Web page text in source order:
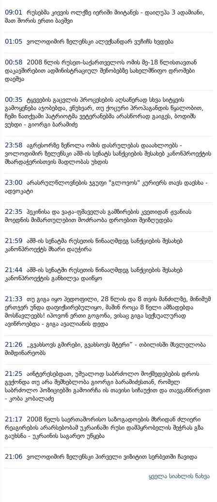
09:01
რუსებმა კიევის ოლქზე იერიში მიიტანეს - დაიღუპა 3 ადამიანი,
მათ შორის ერთი ბავშვი
01:05 ვოლოდიმირ ზელენსკი ალექსანდარ ვუჩიჩს ხვდება
00:58
2008 წლის რუსეთ-საქართველოს ომის მე-18 წლისთავთან
დაკავშირებით ადმინისტრაციულ შენობებზე სახელმწიფო დროშები
დაეშვა
00:35 ტყვეების გაცვლის პროცესების აღსაწერად სხვა სიტყვის
გამოყენება აჯობებდა, ვწუხვარ, თუ ქოცური პროპაგანდის წყალობით,
ჩემი ნათქვამი პატრიოტმა ვეტერანებმა არასწორად გაიგეს, ბოდიშს
ვუხდი - გიორგი ბარამიძე
23:58 აგრესორზე ზეწოლა ომის დასრულებას დააახლოებს -
ვოლოდიმირ ზელენსკი აშშ-ის სენატს სანქციების შესახებ კანონპროექტის
მხარდაჭერისთვის მადლობას უხდის
23:00 არასრულწლოვნების ჯგუფი "გლოვოს" კურიერს თავს დაესხა -
ადვოკატი
22:35 პეკინისა და ვაჟა-ფშაველას გამზირების კვეთიდან ჟვანიას
მოედნის მიმართულებით მოძრაობა დროებით შეიზღუდება
21:59 აშშ-ის სენატმა რუსეთის წინააღმდეგ სანქციების შესახებ
კანონპროექტს მხარი დაუჭირა
21:44 აშშ-ის სენატში რუსეთის წინააღმდეგ სანქციების შესახებ
კანონპროექტის განხილვა დაიწყო
21:33 თუ გიგა იყო პედოფილი, 28 წლის და 8 თვის მანძილზე, მინიმუმ
ერთჯერ უნდა დაფიქსირებულიყო, მაშინ როცა 8 წელი ამზადებდა
მოსწავლეებს! იპოვონ ერთი გოგონა, ვისაც გიგა სექსუალურად
ავიწროებდა - გიგა ავალიანის დედა
21:26
„გვახსოვს გმირები, გვახსოვს მტერი” - თბილისში მსვლელობა
მიმდინარეობს
21:25 აინტერესებდათ, უშუალოდ საბრძოლო მოქმედებების დროს
გვქონდა თუ არა შემხებლობა გიორგი ბარამიძესთან, რომელ
საბრძოლო პოზიციებში გამოირჩა ის თავისი სიჩაუქით და თავგანწირვით
- კობა კობალაძე
21:17
2008 წელს საერთაშორისო საზოგადოების მხრიდან ძლიერი
რეაგირების არარსებობამ უკრაინაში რუსი დამპყრობელის შეჭრას გზა
გაუხსნა - უკრაინის საგარეო უწყება
21:06 ვოლოდიმირ ზელენსკი პირველი ვიზიტით სერბეთში ჩავიდა
ყველა სიახლის ნახვა